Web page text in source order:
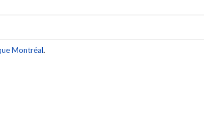
Montréal.